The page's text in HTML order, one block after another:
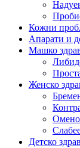
Кожни
Апарати и
Машко
Женско
Детско